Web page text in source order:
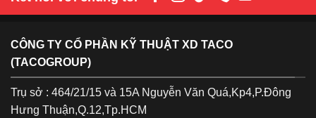
CÔNG TY CỔ PHẦN KỸ THUẬT XD TACO
(TACOGROUP)
Trụ sở : 464/21/15 và 15A Nguyễn Văn Quá,Kp4,P.Đông
Hưng Thuận,Q.12,Tp.HCM